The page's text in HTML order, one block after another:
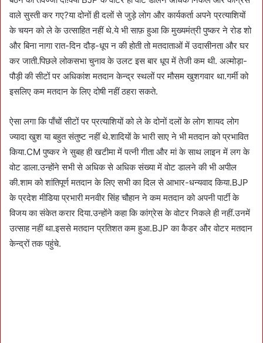
वाले सुस्ती कर गए?या दोनों ही दलों से जुड़े लोग और कार्यकर्ता अपने प्रत्याशियों
के चयन को ले के उत्साहित नहीं थे.ये भी साफ़ हुआ कि मुख्यमंत्री पुष्कर ने रोड शो
और बिना नागा रात-दिन दौड़-धूप न की होती तो मतदाताओं में उदासीनता और घर
कर जाती.पिछले लोकसभा चुनाव के उलट इस बार धूप में तेजी कम थी. अल्मोड़ा-
पौड़ी की सीटों पर अधिकांश मतदान केन्द्र स्थलों पर मौसम खुशगवार था.गर्मी को
इसलिए कम मतदान के लिए दोषी नहीं ठहरा सकते.
ऐसा लगा कि पाँचों सीटों पर प्रत्याशियों को ले के दोनों दलों के लोग शायद लोग
ज्यादा खुश या बहुत संतुष्ट नहीं थे.शादियों के भारी साए ने भी मतदान को प्रभावित
किया.CM पुष्कर ने सुबह ही खटीमा में पत्नी गीता और मां के साथ लाइन में लग के
वोट डाला.उन्होंने सभी से अधिक से अधिक संख्या में वोट डालने की भी अपील
की.शाम को शांतिपूर्ण मतदान के लिए सभी का दिल से आभार-धन्यवाद किया.BJP
के प्रदेश मीडिया प्रभारी मनवीर सिंह चौहान ने कम मतदान को अपनी पार्टी के
विजय का संकेत करार दिया.उन्होंने कहा कि कांग्रेस के वोटर निकले ही नहीं.उनमें
उत्साह नहीं था.इससे मतदान प्रतिशत कम हुआ.BJP का कैडर और वोटर मतदान
केन्द्रों तक पहुंचे.